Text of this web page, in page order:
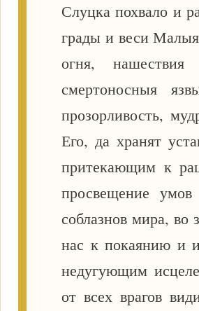
Слуцка похвало и
грады и веси
огня,
смертоносныя
прозорливость,
Его, да хранят
притекающим к
просвещение
соблазнов мира, во
нас к покаянию и
недугующим
от всех врагов